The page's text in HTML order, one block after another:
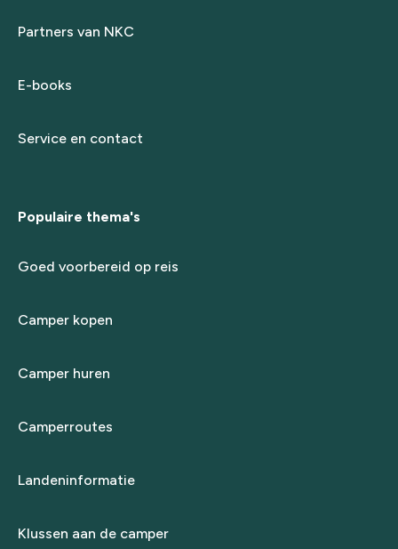
Partners van NKC
E-books
Service en contact
Populaire thema's
Goed voorbereid op reis
Camper kopen
Camper huren
Camperroutes
Landeninformatie
Klussen aan de camper